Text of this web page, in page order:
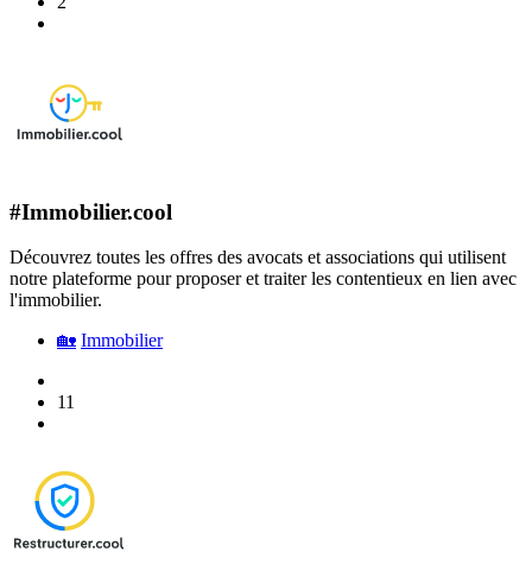
#Immobilier.cool
Découvrez toutes les offres des avocats et associations qui utilisent
notre plateforme pour proposer et traiter les contentieux en lien avec
l'immobilier.
🏡 Immobilier
11